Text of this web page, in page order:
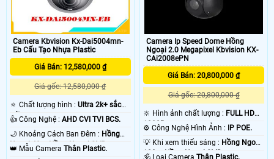
Camera Kbvision Kx-Dai5004mn-
Eb Cấu Tạo Nhựa Plastic
Giá Bán: 12,580,000 ₫
Giá gốc: 12,580,000 ₫
🔅 Chất lượng hình : Ultra 2k+ sắc
nét .
👍 Công Nghệ : AHD CVI TVI BCS.
🌙 Khoảng Cách Ban Đêm : Hồng
Ngoại 40m Hồng Ngoại SMD.
👑 Mẫu Camera Thân Plastic.
Camera Ip Speed Dome Hồng
Ngoại 2.0 Megapixel Kbvision KX-
CAi2008ePN
Giá Bán: 20,800,000 ₫
Giá gốc: 20,800,000 ₫
🔆 Hình ảnh chất lượng : FULL HD
1080P .
⚙ Công Nghệ Hình Ảnh :
IP POE.
💡 Khi xem thiếu sáng : Hồng Ngoại
100m Hồng Ngoại SMD.